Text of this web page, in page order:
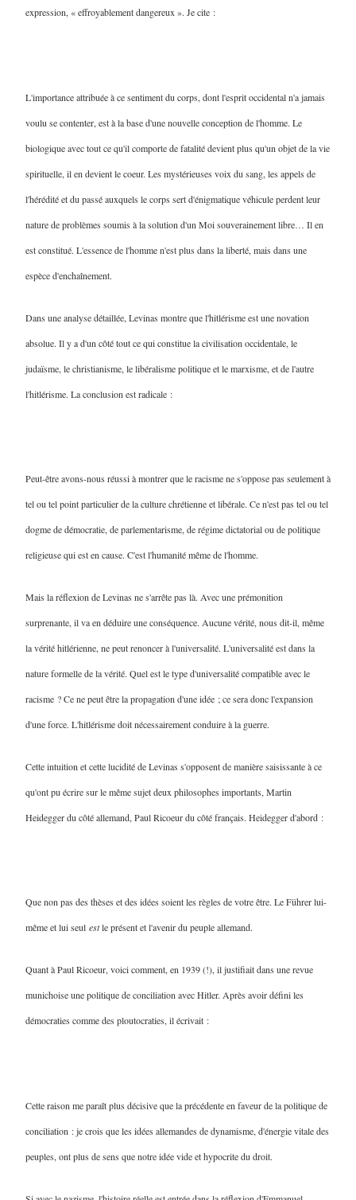
expression, « effroyablement dangereux ». Je cite :
L'importance attribuée à ce sentiment du corps, dont l'esprit occidental n'a jamais
voulu se contenter, est à la base d'une nouvelle conception de l'homme. Le
biologique avec tout ce qu'il comporte de fatalité devient plus qu'un objet de la vie
spirituelle, il en devient le coeur. Les mystérieuses voix du sang, les appels de
l'hérédité et du passé auxquels le corps sert d'énigmatique véhicule perdent leur
nature de problèmes soumis à la solution d'un Moi souverainement libre… Il en
est constitué. L'essence de l'homme n'est plus dans la liberté, mais dans une
espèce d'enchaînement.
Dans une analyse détaillée, Levinas montre que l'hitlérisme est une novation
absolue. Il y a d'un côté tout ce qui constitue la civilisation occidentale, le
judaïsme, le christianisme, le libéralisme politique et le marxisme, et de l'autre
l'hitlérisme. La conclusion est radicale :
Peut-être avons-nous réussi à montrer que le racisme ne s'oppose pas seulement à
tel ou tel point particulier de la culture chrétienne et libérale. Ce n'est pas tel ou tel
dogme de démocratie, de parlementarisme, de régime dictatorial ou de politique
religieuse qui est en cause. C'est l'humanité même de l'homme.
Mais la réflexion de Levinas ne s'arrête pas là. Avec une prémonition
surprenante, il va en déduire une conséquence. Aucune vérité, nous dit-il, même
la vérité hitlérienne, ne peut renoncer à l'universalité. L'universalité est dans la
nature formelle de la vérité. Quel est le type d'universalité compatible avec le
racisme ? Ce ne peut être la propagation d'une idée ; ce sera donc l'expansion
d'une force. L'hitlérisme doit nécessairement conduire à la guerre.
Cette intuition et cette lucidité de Levinas s'opposent de manière saisissante à ce
qu'ont pu écrire sur le même sujet deux philosophes importants, Martin
Heidegger du côté allemand, Paul Ricoeur du côté français. Heidegger d'abord :
Que non pas des thèses et des idées soient les règles de votre être. Le Führer lui-
même et lui seul estle présent et l'avenir du peuple allemand.
Quant à Paul Ricoeur, voici comment, en 1939 (!), il justifiait dans une revue
munichoise une politique de conciliation avec Hitler. Après avoir défini les
démocraties comme des ploutocraties, il écrivait :
Cette raison me paraît plus décisive que la précédente en faveur de la politique de
conciliation : je crois que les idées allemandes de dynamisme, d'énergie vitale des
peuples, ont plus de sens que notre idée vide et hypocrite du droit.